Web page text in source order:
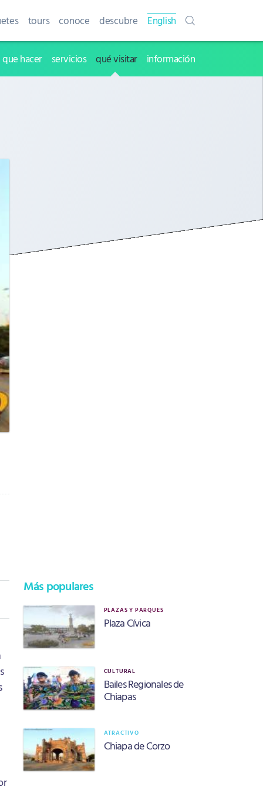
tours conoce descubre English
que hacer servicios qué visitar información
Más populares
PLAZAS Y PARQUES
Plaza Cívica
CULTURAL
Bailes Regionales de
Chiapas
ATRACTIVO
Chiapa de Corzo